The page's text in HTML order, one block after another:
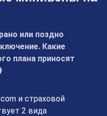
или поздно
Какие
плана приносят
и страховой
2 вида